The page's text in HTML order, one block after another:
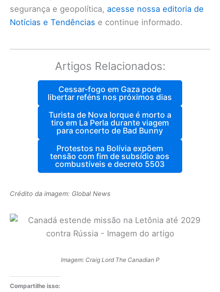
segurança e geopolítica, acesse nossa editoria de
Notícias e Tendências e continue informado.
Artigos Relacionados:
Cessar-fogo em Gaza pode
libertar reféns nos próximos dias
Turista de Nova Iorque é morto a
tiro em La Perla durante viagem
para concerto de Bad Bunny
Protestos na Bolívia expõem
tensão com fim de subsídio aos
combustíveis e decreto 5503
Crédito da imagem: Global News
Imagem: Craig Lord The Canadian P
Compartilhe isso: